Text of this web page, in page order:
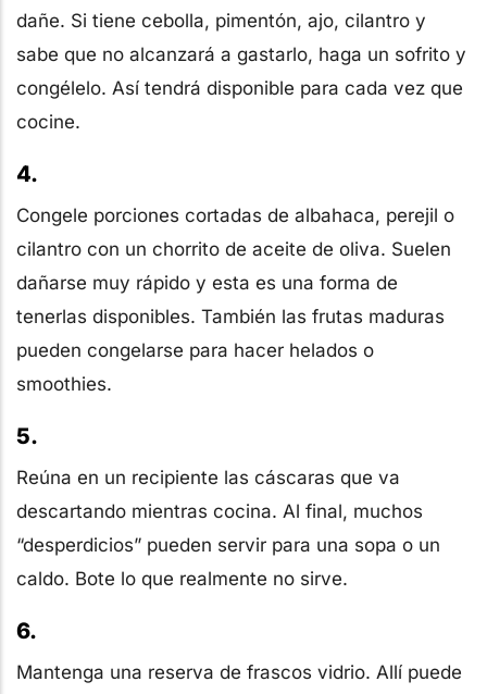
dañe. Si tiene cebolla, pimentón, ajo, cilantro y
sabe que no alcanzará a gastarlo, haga un sofrito y
congélelo. Así tendrá disponible para cada vez que
cocine.
4.
Congele porciones cortadas de albahaca, perejil o
cilantro con un chorrito de aceite de oliva. Suelen
dañarse muy rápido y esta es una forma de
tenerlas disponibles. También las frutas maduras
pueden congelarse para hacer helados o
smoothies.
5.
Reúna en un recipiente las cáscaras que va
descartando mientras cocina. Al final, muchos
“desperdicios” pueden servir para una sopa o un
caldo. Bote lo que realmente no sirve.
6.
Mantenga una reserva de frascos vidrio. Allí puede